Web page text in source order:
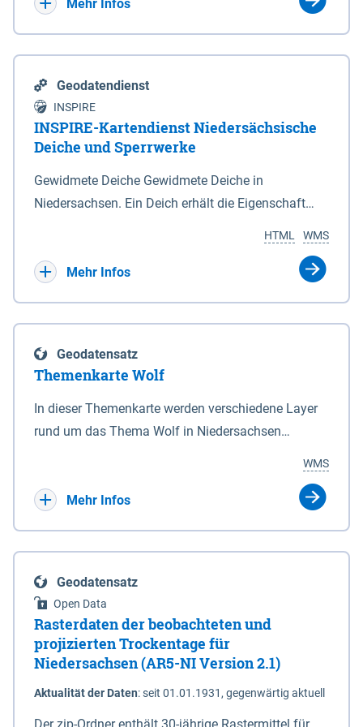
Mehr Infos
Geodatendienst
INSPIRE
INSPIRE-Kartendienst Niedersächsische
Deiche und Sperrwerke
Gewidmete Deiche Gewidmete Deiche in
Niedersachsen. Ein Deich erhält die Eigenschaft
Deichbehörde durch Verordnung ausspricht. Für
enthalten. Sperrwerke Sperrwerke sind Bauwerke
mit Sperrvorrichtungen in Tidegewässern, die dem
Schutz eines Gebietes vor erhöhten Tiden, vor allem
vor Sturmfluten, zu dienen bestimmt sind (§2 Abs.3
Eigenschaft eines Sperrwerkes durch Widmung, die
die Deichbehörde durch Verordnung ausspricht.
WMS
HTML
Mehr Infos
Geodatensatz
Themenkarte Wolf
In dieser Themenkarte werden verschiedene Layer
rund um das Thema Wolf in Niedersachsen
sowie Status der bestehenden Wolfsterritorien im
laufenden Monitoringjahr.
WMS
Mehr Infos
Geodatensatz
Open Data
Rasterdaten der beobachteten und
projizierten Trockentage für
Niedersachsen (AR5-NI Version 2.1)
Aktualität der Daten:seit 01.01.1931, gegenwärtig aktuell